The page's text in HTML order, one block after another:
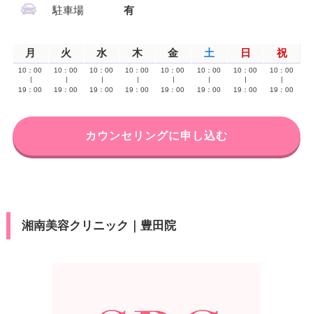
駐車場 有
月 火 水 木 金 土 日 祝
10：00
19：00
10：00
19：00
10：00
19：00
10：00
19：00
10：00
19：00
10：00
19：00
10：00
19：00
10：00
19：00
カウンセリングに申し込む
湘南美容クリニック｜豊田院